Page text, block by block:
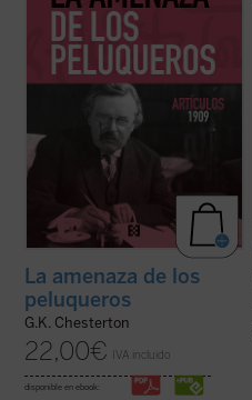
Bacon y la poesía de Swinburne, ...(ver
La amenaza de los
peluqueros
G.K. Chesterton
22,00€ IVA incluido
disponible en ebook: